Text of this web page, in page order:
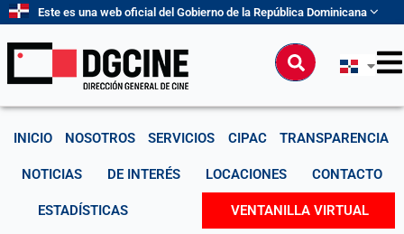
contenido
Este es una web oficial del Gobierno de la República Dominicana
Buscar
INICIO NOSOTROS SERVICIOS CIPAC TRANSPARENCIA
NOTICIAS DE INTERÉS LOCACIONES CONTACTO
ESTADÍSTICAS VENTANILLA VIRTUAL